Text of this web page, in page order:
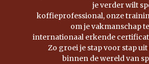
je verder wilt
koffieprofessional, onze
om je vakmanschap
internationaal erkende
Zo groei je stap voor stap
binnen de wereld van